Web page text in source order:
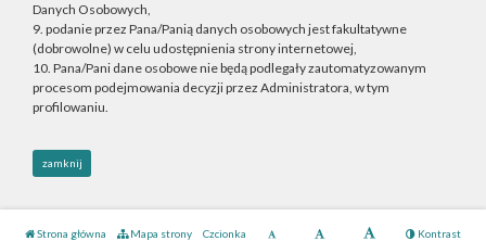
Danych Osobowych,
9. podanie przez Pana/Panią danych osobowych jest fakultatywne
(dobrowolne) w celu udostępnienia strony internetowej,
10. Pana/Pani dane osobowe nie będą podlegały zautomatyzowanym
procesom podejmowania decyzji przez Administratora, w tym
profilowaniu.
zamknij
Strona główna Mapa strony Czcionka Kontrast